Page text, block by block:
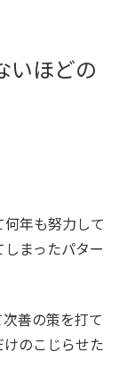
いほどの
年も努力して
まったパター
善の策を打て
のこじらせた